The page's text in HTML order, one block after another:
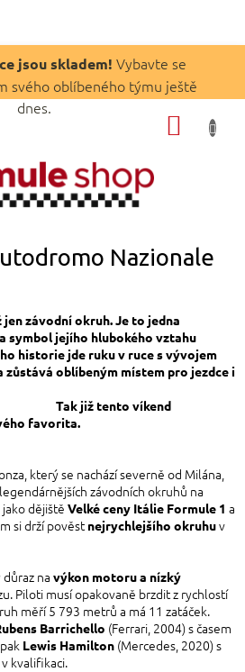
jsou skladem! Vybavte se
svého oblíbeného týmu ještě
dnes.
Nazionale
jen závodní okruh. Je to jedna
symbol jejího hlubokého vztahu
historie jde ruku v ruce s vývojem
oblíbeným místem pro jezdce i
již tento víkend
favorita.
který se nachází severně od Milána,
závodních okruhů na
dějiště Velké ceny Itálie Formule 1 a
si drží pověst nejrychlejšího okruhuv
na výkon motoru a nízký
Piloti musí opakovaně brzdit z rychlostí
měří 5 793 metrů a má 11 zatáček.
Barrichello (Ferrari, 2004) s časem
Lewis Hamilton (Mercedes, 2020) s
kvalifikaci.